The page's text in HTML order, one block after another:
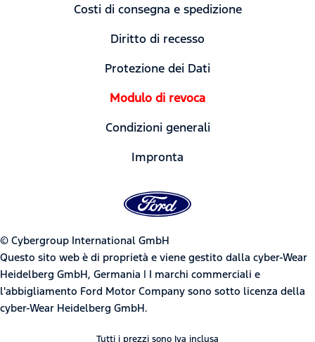
Costi di consegna e spedizione
Diritto di recesso
Protezione dei Dati
Modulo di revoca
Condizioni generali
Impronta
© Cybergroup International GmbH
Questo sito web è di proprietà e viene gestito dalla cyber-Wear
Heidelberg GmbH, Germania | I marchi commerciali e
l'abbigliamento Ford Motor Company sono sotto licenza della
cyber-Wear Heidelberg GmbH.
Tutti i prezzi sono Iva inclusa